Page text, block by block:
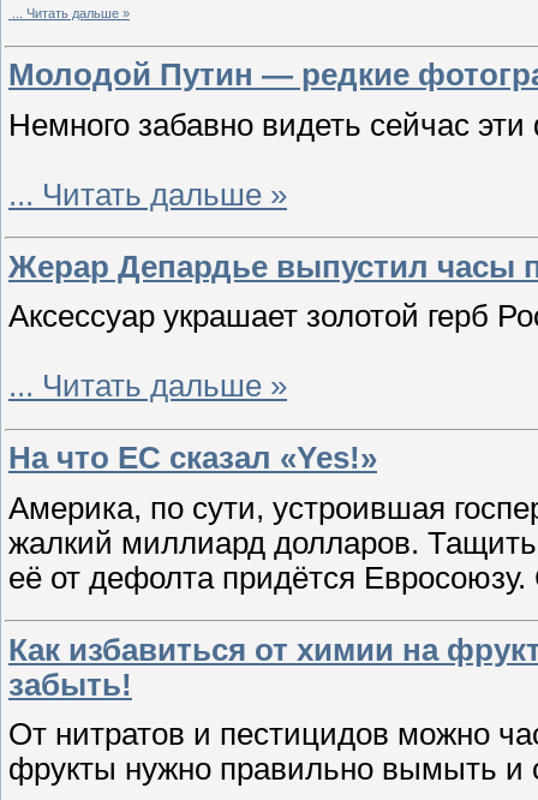
Читать дальше »
Молодой Путин — редкие
Немного забавно видеть сейчас эти
... Читать дальше »
Жерар Депардье выпустил часы
Аксессуар украшает золотой герб
... Читать дальше »
На что ЕС сказал «Yes!»
Америка, по сути, устроившая
жалкий миллиард долларов.
её от дефолта придётся
Как избавиться от химии на
забыть!
От нитратов и пестицидов можно
фрукты нужно правильно вымыть и